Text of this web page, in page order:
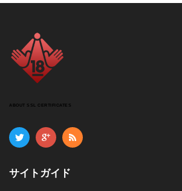
ABOUT SSL CERTIFICATES
サイトガイド